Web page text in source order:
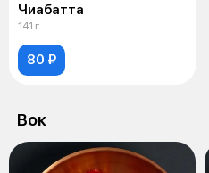
Чиабатта
141 г
80 ₽
Вок